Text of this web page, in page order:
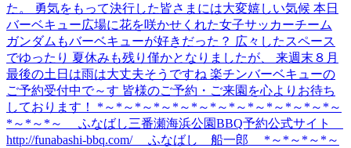
た。 勇気をもって決行した皆さまには大変嬉しい気候 本日
バーベキュー広場に花を咲かせくれた女子サッカーチーム
ガンダムもバーベキューが好きだった？ 広々したスペース
でゆったり 夏休みも残り僅かとなりましたが、 来週末８月
最後の土日は雨は大丈夫そうですね 楽チンバーベキューの
ご予約受付中で～す 皆様のご予約・ご来園を心よりお待ち
しております！ *～*～*～*～*～*～*～*～*～*～*～*～*～
*～*～*～ ふなばし三番瀬海浜公園BBQ予約公式サイト
http://funabashi-bbq.com/ ふなばし 船一郎 *～*～*～*～